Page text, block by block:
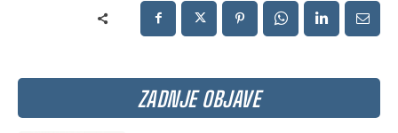
ZADNJE OBJAVE